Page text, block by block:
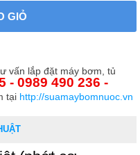
GIỎ
vấn lắp đặt máy bơm, tủ
- 0989 490 236 -
tại http://suamaybomnuoc.vn